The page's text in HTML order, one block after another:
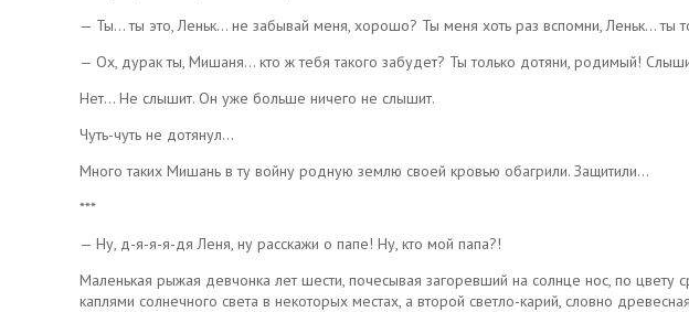
— Ты… ты это, Леньк… не забывай меня, хорошо? Ты меня хоть раз вспомни, Леньк… ты
— Ох, дурак ты, Мишаня… кто ж тебя такого забудет? Ты только дотяни, родимый!
Нет… Не слышит. Он уже больше ничего не слышит.
Чуть-чуть не дотянул…
Много таких Мишань в ту войну родную землю своей кровью обагрили. Защитили…
***
— Ну, д-я-я-я-дя Леня, ну расскажи о папе! Ну, кто мой папа?!
Маленькая рыжая девчонка лет шести, почесывая загоревший на солнце нос, по
каплями солнечного света в некоторых местах, а второй светло-карий, словно